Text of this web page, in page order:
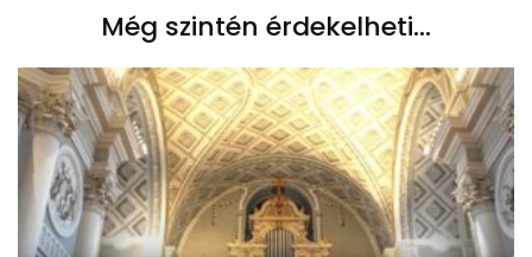
Még szintén érdekelheti...